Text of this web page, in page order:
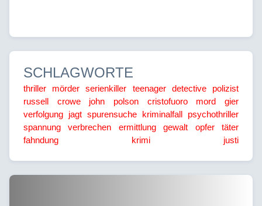
SCHLAGWORTE
thriller mörder serienkiller teenager detective
polizist
russell crowe
john polson cristofuoro mord
gier
verfolgung jagt spurensuche kriminalfall psychothriller
spannung
verbrechen ermittlung gewalt opfer
täter
fahndung
krimi justi